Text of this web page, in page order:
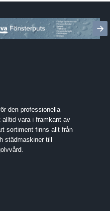
den professionella
alltid vara i framkant av
sortiment finns allt från
städmaskiner till